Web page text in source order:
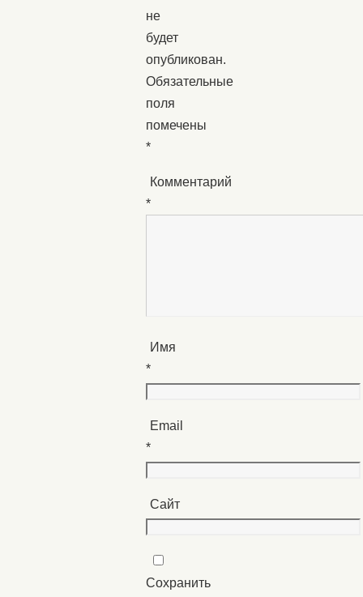
не
будет
опубликован.
Обязательные
поля
помечены
*
Комментарий
*
Имя
*
Email
*
Сайт
Сохранить